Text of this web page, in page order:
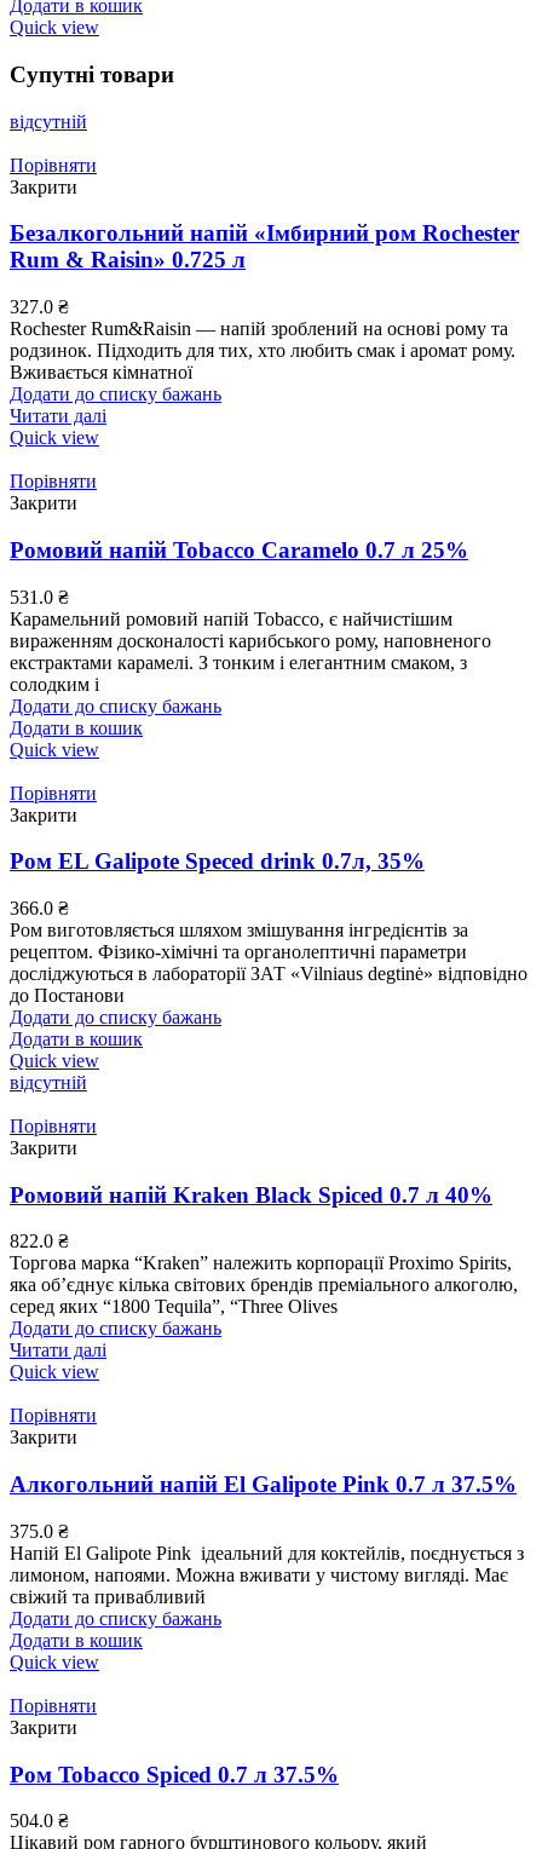
Додати в кошик
Quick view
Супутні товари
відсутній
Порівняти
Закрити
Безалкогольний напій «Імбирний ром Rochester
Rum & Raisin» 0.725 л
327.0 ₴
Rochester Rum&Raisin — напій зроблений на основі рому та
родзинок. Підходить для тих, хто любить смак і аромат рому.
Вживається кімнатної
Додати до списку бажань
Читати далі
Quick view
Порівняти
Закрити
Ромовий напій Tobacco Caramelo 0.7 л 25%
531.0 ₴
Карамельний ромовий напій Tobacco, є найчистішим
вираженням досконалості карибського рому, наповненого
екстрактами карамелі. З тонким і елегантним смаком, з
солодким і
Додати до списку бажань
Додати в кошик
Quick view
Порівняти
Закрити
Ром EL Galipote Speced drink 0.7л, 35%
366.0 ₴
Ром виготовляється шляхом змішування інгредієнтів за
рецептом. Фізико-хімічні та органолептичні параметри
досліджуються в лабораторії ЗАТ «Vilniaus degtinė» відповідно
до Постанови
Додати до списку бажань
Додати в кошик
Quick view
відсутній
Порівняти
Закрити
Ромовий напій Kraken Black Spiced 0.7 л 40%
822.0 ₴
Торгова марка “Kraken” належить корпорації Proximo Spirits,
яка об’єднує кілька світових брендів преміального алкоголю,
серед яких “1800 Tequila”, “Three Olives
Додати до списку бажань
Читати далі
Quick view
Порівняти
Закрити
Алкогольний напій El Galipote Pink 0.7 л 37.5%
375.0 ₴
Напій El Galipote Pink ідеальний для коктейлів, поєднується з
лимоном, напоями. Можна вживати у чистому вигляді. Має
свіжий та привабливий
Додати до списку бажань
Додати в кошик
Quick view
Порівняти
Закрити
Ром Tobacco Spiced 0.7 л 37.5%
504.0 ₴
Цікавий ром гарного бурштинового кольору, який